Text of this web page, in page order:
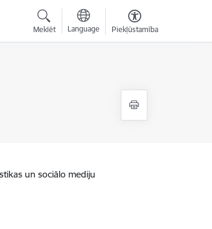
Meklēt Language Piekļūstamība
un sociālo mediju